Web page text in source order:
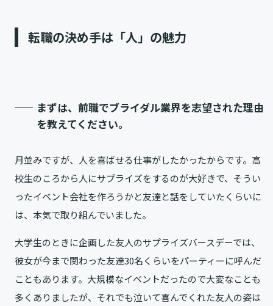
転職の決め手は「人」の魅力
まずは、前職でブライダル業界を志望された理由
を教えてください。
月並みですが、人を喜ばせる仕事がしたかったからです。高
校生のころから人にサプライズをするのが大好きで、そうい
ったイベント会社を作ろうかと友達と話をしていたくらいに
は、本気で取り組んでいました。
大学生のときに企画した友人のサプライズバースデーでは、
彼女が今まで関わった友達30名くらいをパーティーに呼んだ
こともあります。大規模なイベントだったので大変なことも
多くありましたが、それでも泣いて喜んでくれた友人の姿は